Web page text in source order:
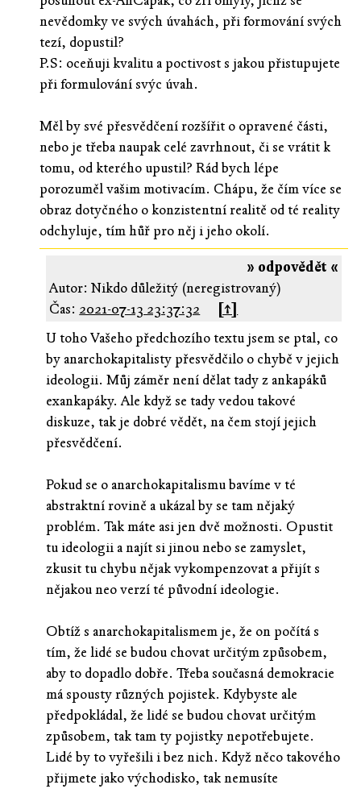
nevědomky ve svých úvahách, při formování svých
tezí, dopustil?
P.S: oceňuji kvalitu a poctivost s jakou přistupujete
při formulování svýc úvah.
Měl by své přesvědčení rozšířit o opravené části,
nebo je třeba naupak celé zavrhnout, či se vrátit k
tomu, od kterého upustil? Rád bych lépe
porozuměl vašim motivacím. Chápu, že čím více se
obraz dotyčného o konzistentní realitě od té reality
odchyluje, tím hůř pro něj i jeho okolí.
» odpovědět «
Autor: Nikdo důležitý (neregistrovaný)
Čas: 2021-07-13 23:37:32
[↑]
U toho Vašeho předchozího textu jsem se ptal, co
by anarchokapitalisty přesvědčilo o chybě v jejich
ideologii. Můj záměr není dělat tady z ankapáků
exankapáky. Ale když se tady vedou takové
diskuze, tak je dobré vědět, na čem stojí jejich
přesvědčení.
Pokud se o anarchokapitalismu bavíme v té
abstraktní rovině a ukázal by se tam nějaký
problém. Tak máte asi jen dvě možnosti. Opustit
tu ideologii a najít si jinou nebo se zamyslet,
zkusit tu chybu nějak vykompenzovat a přijít s
nějakou neo verzí té původní ideologie.
Obtíž s anarchokapitalismem je, že on počítá s
tím, že lidé se budou chovat určitým způsobem,
aby to dopadlo dobře. Třeba současná demokracie
má spousty různých pojistek. Kdybyste ale
předpokládal, že lidé se budou chovat určitým
způsobem, tak tam ty pojistky nepotřebujete.
Lidé by to vyřešili i bez nich. Když něco takového
přijmete jako východisko, tak nemusíte